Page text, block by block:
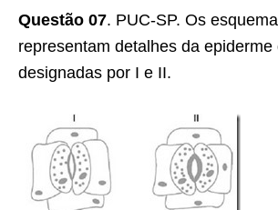
Questão 07. PUC-SP. Os
representam detalhes da epiderme
designadas por I e II.